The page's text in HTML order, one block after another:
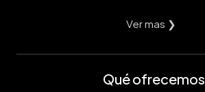
Ver mas ❯
Qué ofrecemos